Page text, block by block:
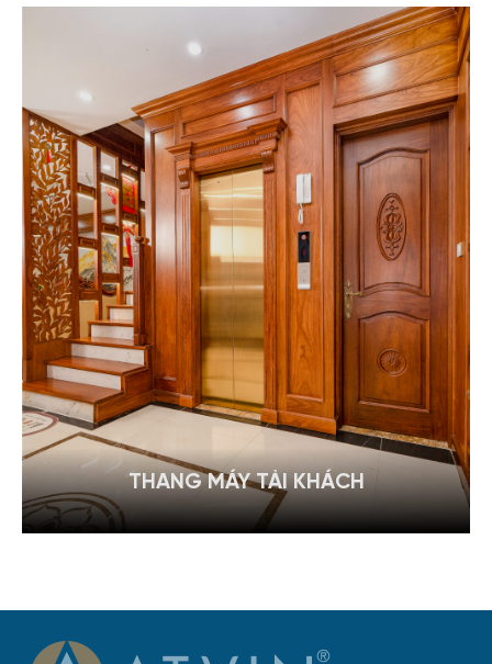
THANG MÁY TẢI KHÁCH